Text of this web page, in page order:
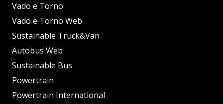
Vado e Torno
Vado e Torno Web
Sustainable Truck&Van
Autobus Web
Sustainable Bus
Powertrain
Powertrain International